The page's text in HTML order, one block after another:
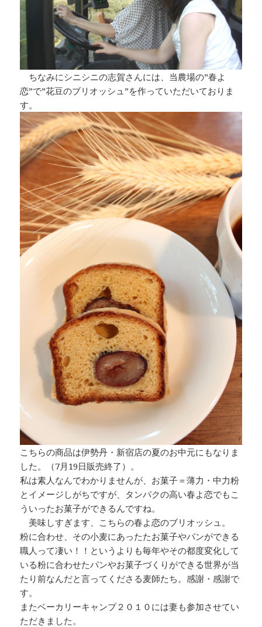
ちなみにシニシニの志賀さんには、当農場の”春よ
恋”で”花豆のブリオッシュ”を作っていただいておりま
す。
こちらの商品は伊勢丹・新宿店の夏のお中元にもなりま
した。（7月19日販売終了）。
私は素人なんでわかりませんが、お菓子＝薄力・中力粉
とイメージしがちですが、タンパクの高い春よ恋でもこ
ういったお菓子ができるんですね。
美味しすぎます、こちらの春よ恋のブリオッシュ。
粉に合わせ、その小麦にあったたお菓子やパンができる
職人って凄い！！というよりも毎年やその都度変化して
いる粉に合わせたパンやお菓子づくりができる世界が当
たり前なんだと言ってくださる麦師たち。感謝・感謝で
す。
またベーカリーキャンプ２０１０には妻も参加させてい
ただきました。